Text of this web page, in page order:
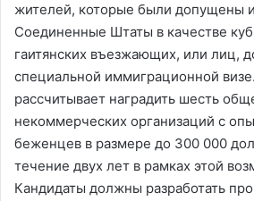
жителей, которые были допущены
Соединенные Штаты в качестве
гаитянских въезжающих, или лиц,
специальной иммиграционной
рассчитывает наградить шесть
некоммерческих организаций с
беженцев в размере до 300 000
течение двух лет в рамках этой
Кандидаты должны разработать